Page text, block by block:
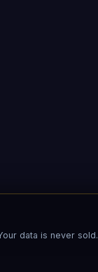
data is never sold.